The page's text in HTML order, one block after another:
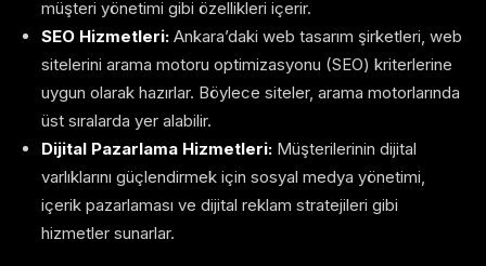
müşteri yönetimi gibi özellikleri içerir.
SEO Hizmetleri: Ankara’daki web tasarım şirketleri, web
sitelerini arama motoru optimizasyonu (SEO) kriterlerine
uygun olarak hazırlar. Böylece siteler, arama motorlarında
üst sıralarda yer alabilir.
Dijital Pazarlama Hizmetleri: Müşterilerinin dijital
varlıklarını güçlendirmek için sosyal medya yönetimi,
içerik pazarlaması ve dijital reklam stratejileri gibi
hizmetler sunarlar.